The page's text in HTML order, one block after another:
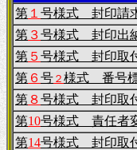
第 １ 号様式 封印請
第 ３ 号様式 封印出
第 ５ 号様式 封印取
第 ６ 号 ２ 様式 番号
第８号様式 封印取
第10号様式 責任者
第14号様式 封印取